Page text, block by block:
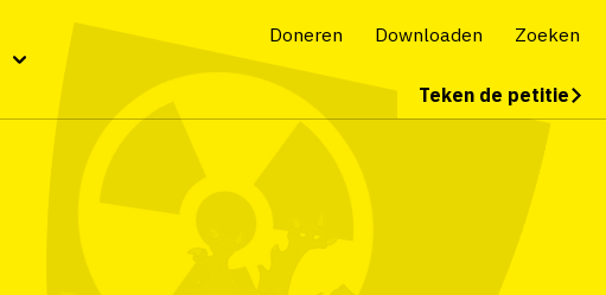
Doneren Downloaden Zoeken
Teken de petitie